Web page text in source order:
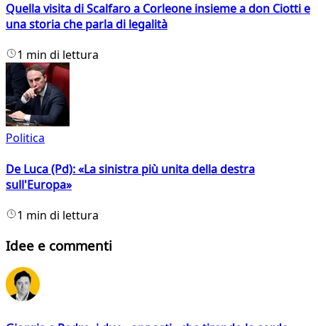
Quella visita di Scalfaro a Corleone insieme a don Ciotti e
una storia che parla di legalità
1 min di lettura
Politica
De Luca (Pd): «La sinistra più unita della destra
sull'Europa»
1 min di lettura
Idee e commenti